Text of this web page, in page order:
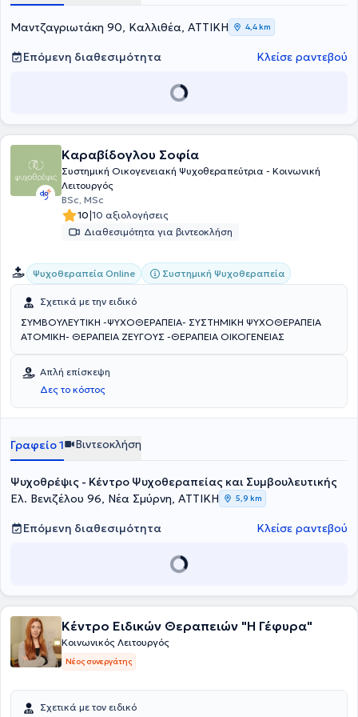
Μαντζαγριωτάκη 90, Καλλιθέα, ΑΤΤΙΚΗ 4,4 km
Επόμενη διαθεσιμότητα Κλείσε ραντεβού
Καραβίδογλου Σοφία
Συστημική Οικογενειακή Ψυχοθεραπεύτρια - Κοινωνική
Λειτουργός
BSc, MSc
10|10 αξιολογήσεις
Διαθεσιμότητα για βιντεοκλήση
Ψυχοθεραπεία Online Συστημική Ψυχοθεραπεία
Σχετικά με την ειδικό
ΣΥΜΒΟΥΛΕΥΤΙΚΗ -ΨΥΧΟΘΕΡΑΠΕΙΑ- ΣΥΣΤΗΜΙΚΗ ΨΥΧΟΘΕΡΑΠΕΙΑ
ΑΤΟΜΙΚΗ- ΘΕΡΑΠΕΙΑ ΖΕΥΓΟΥΣ -ΘΕΡΑΠΕΙΑ ΟΙΚΟΓΕΝΕΙΑΣ
Απλή επίσκεψη
Δες το κόστος
Γραφείο 1 Βιντεοκλήση
Ψυχοθρέψις - Κέντρο Ψυχοθεραπείας και Συμβουλευτικής
Ελ. Βενιζέλου 96, Νέα Σμύρνη, ΑΤΤΙΚΗ
5,9 km
Επόμενη διαθεσιμότητα Κλείσε ραντεβού
Κέντρο Ειδικών Θεραπειών "Η Γέφυρα"
Κοινωνικός Λειτουργός
Νέος συνεργάτης
Σχετικά με τον ειδικό